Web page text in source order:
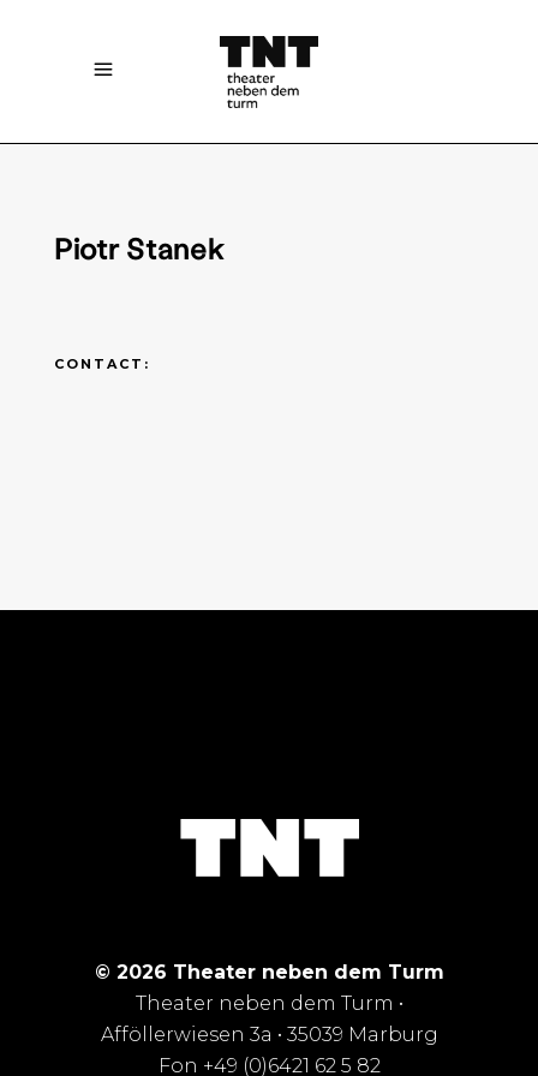
Piotr Stanek
CONTACT:
© 2026 Theater neben dem Turm
Theater neben dem Turm •
Afföllerwiesen 3a • 35039 Marburg
Fon +49 (0)6421 62 5 82